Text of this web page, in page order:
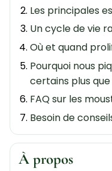
Les principales
Un cycle de vie
Où et quand
Pourquoi nous
certains plus que
FAQ sur les
Besoin de
?
À propos